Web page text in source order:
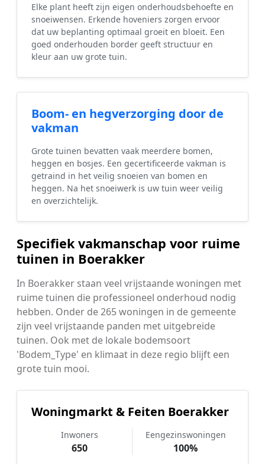
Elke plant heeft zijn eigen onderhoudsbehoefte en
snoeiwensen. Erkende hoveniers zorgen ervoor
dat uw beplanting optimaal groeit en bloeit. Een
goed onderhouden border geeft structuur en
kleur aan uw grote tuin.
Boom- en hegverzorging door de
vakman
Grote tuinen bevatten vaak meerdere bomen,
heggen en bosjes. Een gecertificeerde vakman is
getraind in het veilig snoeien van bomen en
heggen. Na het snoeiwerk is uw tuin weer veilig
en overzichtelijk.
Specifiek vakmanschap voor ruime
tuinen in Boerakker
In Boerakker staan veel vrijstaande woningen met
ruime tuinen die professioneel onderhoud nodig
hebben. Onder de 265 woningen in de gemeente
zijn veel vrijstaande panden met uitgebreide
tuinen. Ook met de lokale bodemsoort
'Bodem_Type' en klimaat in deze regio blijft een
grote tuin mooi.
Woningmarkt & Feiten Boerakker
Inwoners
650
Eengezinswoningen
100%